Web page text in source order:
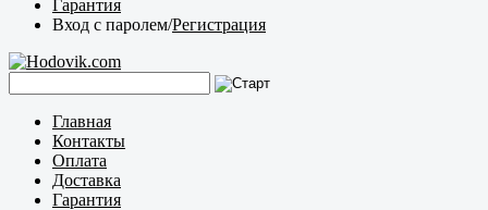
Гарантия
Вход с паролем/Регистрация
Главная
Контакты
Оплата
Доставка
Гарантия